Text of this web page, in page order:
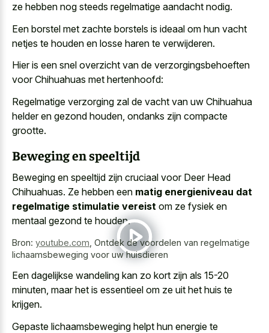
ze hebben nog steeds regelmatige aandacht nodig.
Een borstel met zachte borstels is ideaal om hun vacht
netjes te houden en losse haren te verwijderen.
Hier is een snel overzicht van de verzorgingsbehoeften
voor Chihuahuas met hertenhoofd:
Regelmatige verzorging zal de vacht van uw Chihuahua
helder en gezond houden, ondanks zijn compacte
grootte.
Beweging en speeltijd
Beweging en speeltijd zijn cruciaal voor Deer Head
Chihuahuas. Ze hebben een matig energieniveau dat
regelmatige stimulatie vereist om ze fysiek en
mentaal gezond te houden.
Bron: youtube.com Ontdek de voordelen van regelmatige
lichaamsbeweging voor uw huisdieren
Een dagelijkse wandeling kan zo kort zijn als 15-20
minuten, maar het is essentieel om ze uit het huis te
krijgen.
Gepaste lichaamsbeweging helpt hun energie te